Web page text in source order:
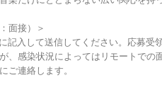
面接）＞
に記入して送信してください。応募受
、感染状況によってはリモートで
ご連絡します。